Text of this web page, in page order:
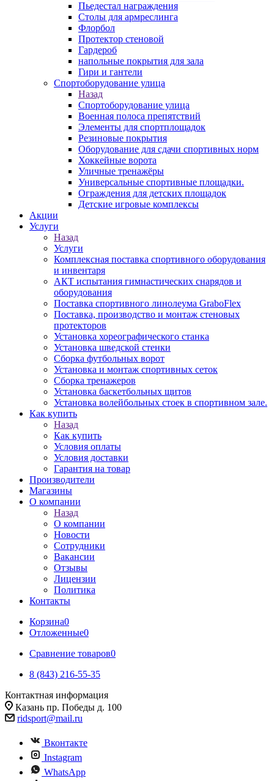
Пьедестал награждения
Столы для армреслинга
Флорбол
Протектор стеновой
Гардероб
напольные покрытия для зала
Гири и гантели
Спортоборудование улица
Назад
Спортоборудование улица
Военная полоса препятствий
Элементы для спортплощадок
Резиновые покрытия
Оборудование для сдачи спортивных норм
Хоккейные ворота
Уличные тренажёры
Универсальные спортивные площадки.
Ограждения для детских площадок
Детские игровые комплексы
Акции
Услуги
Назад
Услуги
Комплексная поставка спортивного оборудования
и инвентаря
АКТ испытания гимнастических снарядов и
оборудования
Поставка спортивного линолеума GraboFlex
Поставка, производство и монтаж стеновых
протекторов
Установка хореографического станка
Установка шведской стенки
Сборка футбольных ворот
Установка и монтаж спортивных сеток
Сборка тренажеров
Установка баскетбольных щитов
Установка волейбольных стоек в спортивном зале.
Как купить
Назад
Как купить
Условия оплаты
Условия доставки
Гарантия на товар
Производители
Магазины
О компании
Назад
О компании
Новости
Сотрудники
Вакансии
Отзывы
Лицензии
Политика
Контакты
Корзина0
Отложенные0
Сравнение товаров0
8 (843) 216-55-35
Контактная информация
Казань пр. Победы д. 100
ridsport@mail.ru
Вконтакте
Instagram
WhatsApp